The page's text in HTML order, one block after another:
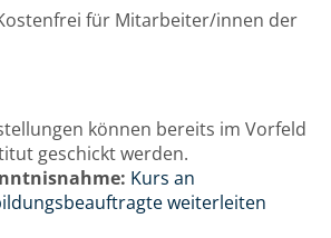
für Mitarbeiter/innen der
können bereits im Vorfeld
geschickt werden.
Kurs an
weiterleiten